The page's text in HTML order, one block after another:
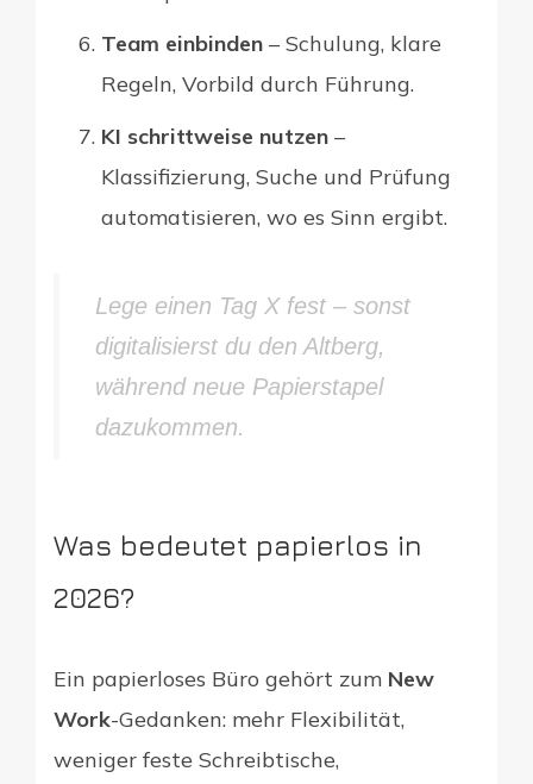
Team einbinden – Schulung, klare
Regeln, Vorbild durch Führung.
KI schrittweise nutzen –
Klassifizierung, Suche und Prüfung
automatisieren, wo es Sinn ergibt.
Lege einen Tag X fest – sonst
digitalisierst du den Altberg,
während neue Papierstapel
dazukommen.
Was bedeutet papierlos in
2026?
Ein papierloses Büro gehört zum New
Work-Gedanken: mehr Flexibilität,
weniger feste Schreibtische,